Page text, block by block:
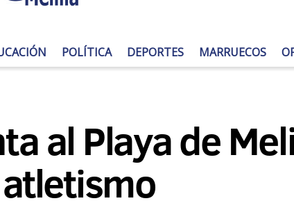
POLÍTICA DEPORTES MARRUECOS
al Playa de